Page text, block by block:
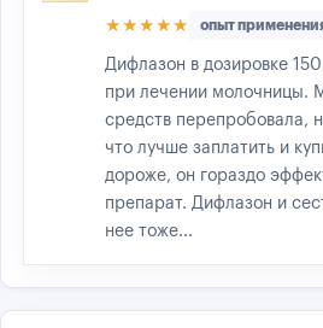
★★★★★ опыт
Дифлазон в дозировке
при лечении молочницы.
средств перепробовала,
что лучше заплатить и
дороже, он гораздо
препарат. Дифлазон и
нее тоже...